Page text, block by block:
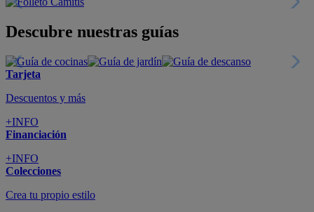
Descubre nuestras guías
Tarjeta
Descuentos y más
+INFO
Financiación
+INFO
Colecciones
Crea tu propio estilo